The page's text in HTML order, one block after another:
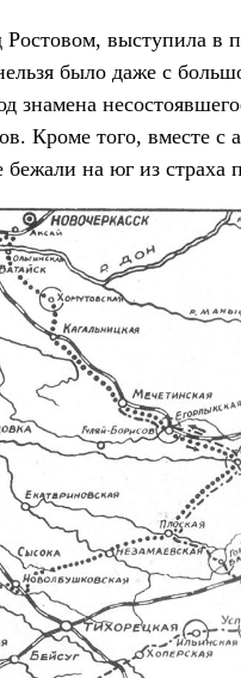
выступила в
было даже с
Кроме того, вместе с
на юг из страха